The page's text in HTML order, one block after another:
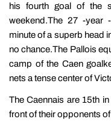
his fourth goal of the
weekend.The 27 -year
minute of a superb head
no chance.The Pallois
camp of the Caen
nets a tense center of
The Caennais are 15th
front of their opponents of